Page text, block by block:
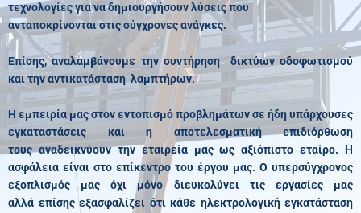
τεχνολογίες για να δημιουργήσουν λύσεις που
ανταποκρίνονται στις σύγχρονες ανάγκες.
Επίσης, αναλαμβάνουμε την συντήρηση δικτύων οδοφωτισμού
και την αντικατάσταση λαμπτήρων.
Η εμπειρία μας στον εντοπισμό προβλημάτων σε ήδη υπάρχουσες
εγκαταστάσεις και η αποτελεσματική επιδιόρθωση
τους αναδεικνύουν την εταιρεία μας ως αξιόπιστο εταίρο. Η
ασφάλεια είναι στο επίκεντρο του έργου μας. Ο υπερσύγχρονος
εξοπλισμός μας όχι μόνο διευκολύνει τις εργασίες μας
αλλά επίσης εξασφαλίζει ότι κάθε ηλεκτρολογική εγκατάσταση